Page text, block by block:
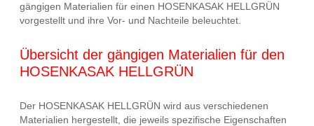
gängigen Materialien für einen HOSENKASAK HELLGRÜN
vorgestellt und ihre Vor- und Nachteile beleuchtet.
Übersicht der gängigen Materialien für den
HOSENKASAK HELLGRÜN
Der HOSENKASAK HELLGRÜN wird aus verschiedenen
Materialien hergestellt, die jeweils spezifische Eigenschaften